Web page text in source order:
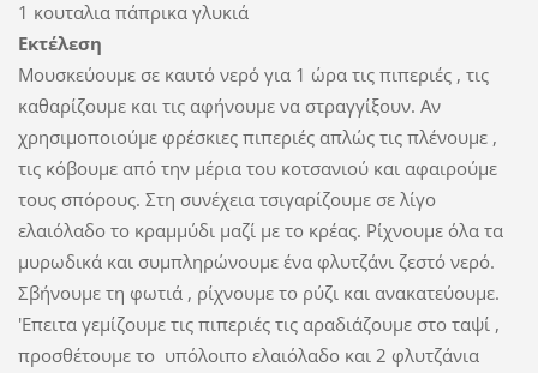
1 κουταλια πάπρικα γλυκιά
Εκτέλεση
Μουσκεύουμε σε καυτό νερό για 1 ώρα τις πιπεριές , τις
καθαρίζουμε και τις αφήνουμε να στραγγίξουν. Αν
χρησιμοποιούμε φρέσκιες πιπεριές απλώς τις πλένουμε ,
τις κόβουμε από την μέρια του κοτσανιού και αφαιρούμε
τους σπόρους. Στη συνέχεια τσιγαρίζουμε σε λίγο
ελαιόλαδο το κραμμύδι μαζί με το κρέας. Ρίχνουμε όλα τα
μυρωδικά και συμπληρώνουμε ένα φλυτζάνι ζεστό νερό.
Σβήνουμε τη φωτιά , ρίχνουμε το ρύζι και ανακατεύουμε.
'Επειτα γεμίζουμε τις πιπεριές τις αραδιάζουμε στο ταψί ,
προσθέτουμε το υπόλοιπο ελαιόλαδο και 2 φλυτζάνια